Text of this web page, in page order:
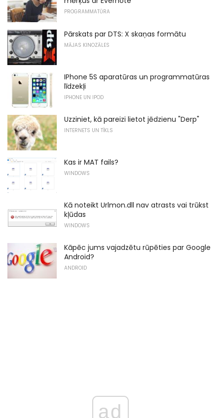
PROGRAMMATŪRA
Pārskats par DTS: X skaņas formātu
MĀJAS KINOZĀLES
IPhone 5S aparatūras un programmatūras
līdzekļi
IPHONE UN IPOD
Uzziniet, kā pareizi lietot jēdzienu "Derp"
INTERNETS UN TĪKLS
Kas ir MAT fails?
WINDOWS
Kā noteikt Urlmon.dll nav atrasts vai trūkst
kļūdas
WINDOWS
Kāpēc jums vajadzētu rūpēties par Google
Android?
ANDROID
ad